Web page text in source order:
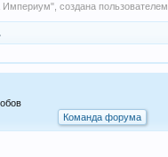
Империум", создана пользователем
Команда форума